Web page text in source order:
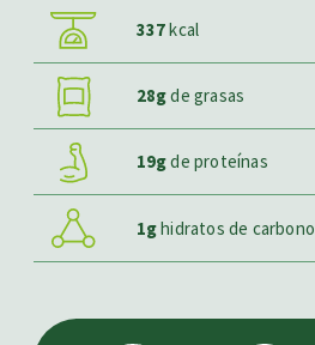
337kcal
28gde grasas
19gde proteínas
1ghidratos de carbono